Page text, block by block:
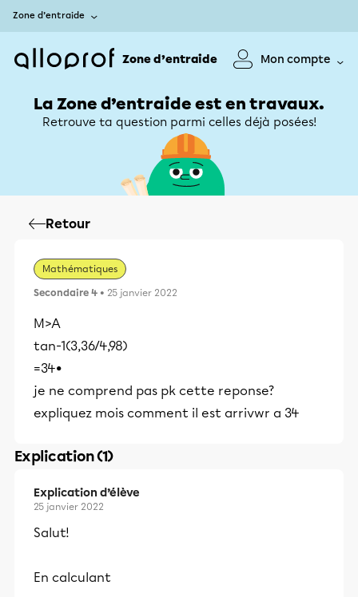
Zone d’entraide
Zone d’entraide Mon compte
La Zone d’entraide est en travaux.
Retrouve ta question parmi celles déjà posées!
Retour
Mathématiques
Secondaire 4 • 25 janvier 2022
M>A
tan-1(3,36/4,98)
=34•
je ne comprend pas pk cette reponse?
expliquez mois comment il est arrivwr a 34
Explication (1)
Explication d’élève
25 janvier 2022
Salut!
En calculant